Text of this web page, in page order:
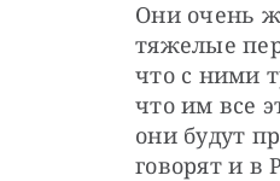
Они очень
тяжелые
что с ними
что им все
они будут
говорят и в